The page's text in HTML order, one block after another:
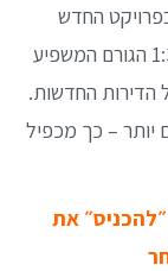
קיימות 24 דירות ובפרויקט החדש
מוצעות 72 דירות, הרי שמכפיל הציפוף הוא 1:3 הגורם המשפיע
הדירות החדשות.
יותר – כך מכפיל
את